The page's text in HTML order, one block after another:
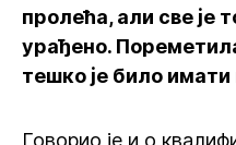
пролећа, али све је
урађено.
тешко је било
Говорио је и о